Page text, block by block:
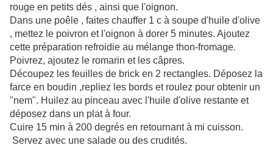
rouge en petits dés , ainsi que l'oignon.
Dans une poêle , faites chauffer 1 c à soupe d'huile d'olive
, mettez le poivron et l'oignon à dorer 5 minutes. Ajoutez
cette préparation refroidie au mélange thon-fromage.
Poivrez, ajoutez le romarin et les câpres.
Découpez les feuilles de brick en 2 rectangles. Déposez la
farce en boudin ,repliez les bords et roulez pour obtenir un
"nem". Huilez au pinceau avec l'huile d'olive restante et
déposez dans un plat à four.
Cuire 15 min à 200 degrés en retournant à mi cuisson.
Servez avec une salade ou des crudités.